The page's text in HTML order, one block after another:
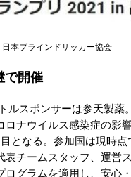
本ブラインドサッカー協会
で開催
ルスポンサーは参天製薬
ロナウイルス感染症の影
となる。参加国は現時点
表チームスタッフ、運営
ログラムを適用し、安心